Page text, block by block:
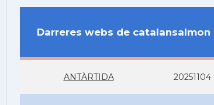
Darreres webs de catalansalmon
ANTÀRTIDA 20251104